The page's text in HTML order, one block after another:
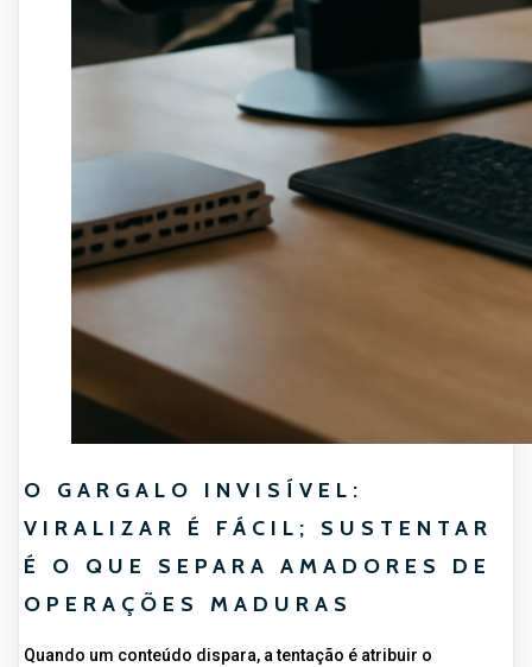
O GARGALO INVISÍVEL:
VIRALIZAR É FÁCIL; SUSTENTAR
É O QUE SEPARA AMADORES DE
OPERAÇÕES MADURAS
Quando um conteúdo dispara, a tentação é atribuir o